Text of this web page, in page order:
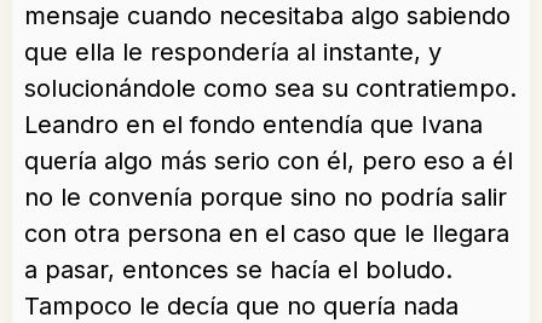
mensaje cuando necesitaba algo sabiendo
que ella le respondería al instante, y
solucionándole como sea su contratiempo.
Leandro en el fondo entendía que Ivana
quería algo más serio con él, pero eso a él
no le convenía porque sino no podría salir
con otra persona en el caso que le llegara
a pasar, entonces se hacía el boludo.
Tampoco le decía que no quería nada